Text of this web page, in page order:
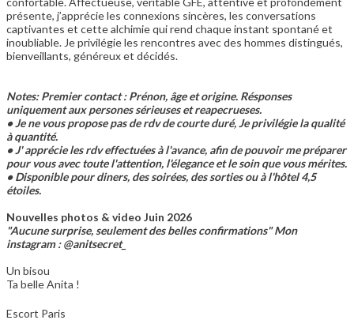
présente, j’apprécie les connexions sincères, les conversations
captivantes et cette alchimie qui rend chaque instant spontané et
inoubliable. Je privilégie les rencontres avec des hommes distingués,
bienveillants, généreux et décidés.
Notes: Premier contact : Prénon, âge et origine. Résponses
uniquement aux persones sérieuses et reapecrueses.
• Je ne vous propose pas de rdv de courte duré, Je privilégie la qualité
à quantité.
• J' apprécie les rdv effectuées à l'avance, afin de pouvoir me préparer
pour vous avec toute l'attention, l'élegance et le soin que vous mérites.
• Disponible pour diners, des soirées, des sorties ou à l'hôtel 4,5
étoiles.
Nouvelles photos & video Juin 2026
"Aucune surprise, seulement des belles confirmations"Mon
instagram : @anitsecret_
Un bisou
Ta belle Anita !
Escort Paris